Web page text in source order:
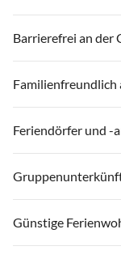
Barrierefrei an der
Familienfreundlich
Feriendörfer und -
Günstige